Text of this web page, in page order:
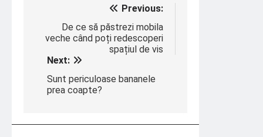
articole
Previous:
De ce să păstrezi mobila
veche când poți redescoperi
spațiul de vis
Next:
Sunt periculoase bananele
prea coapte?